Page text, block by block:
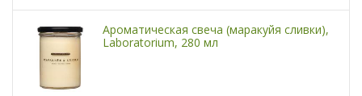
Ароматическая свеча (маракуйя сливки),
Laboratorium, 280 мл